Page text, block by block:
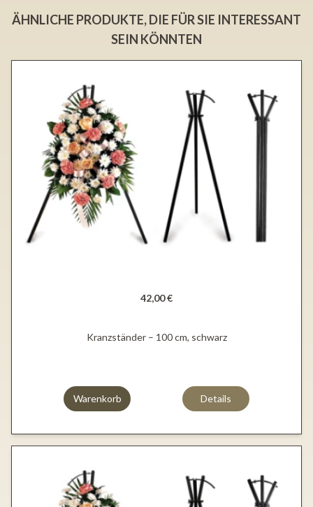
ÄHNLICHE PRODUKTE, DIE FÜR SIE INTERESSANT
SEIN KÖNNTEN
42,00 €
Kranzständer – 100 cm, schwarz
Warenkorb Details